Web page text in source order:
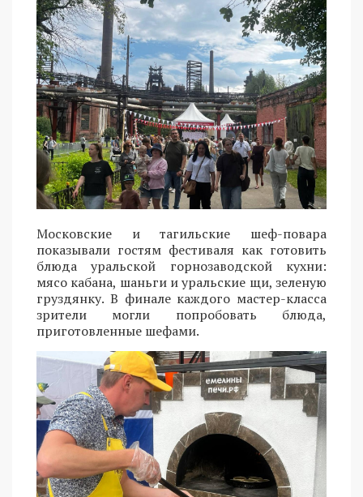
Московские и тагильские шеф-повара
показывали гостям фестиваля как готовить
блюда уральской горнозаводской кухни:
мясо кабана, шаньги и уральские щи, зеленую
груздянку. В финале каждого мастер-класса
зрители могли попробовать блюда,
приготовленные шефами.